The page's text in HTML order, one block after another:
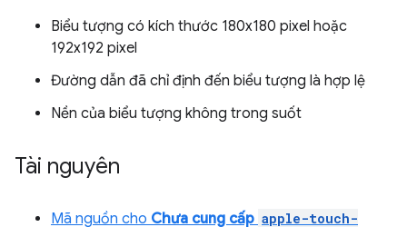
Biểu tượng có kích thước 180x180 pixel hoặc
192x192 pixel
Đường dẫn đã chỉ định đến biểu tượng là hợp lệ
Nền của biểu tượng không trong suốt
Tài nguyên
Mã nguồn cho Chưa cung cấp apple-touch-